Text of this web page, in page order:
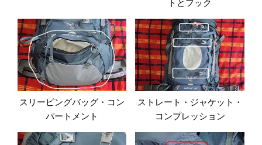
トとフック
スリーピングバッグ・コン
パートメント
ストレート・ジャケット・
コンプレッション